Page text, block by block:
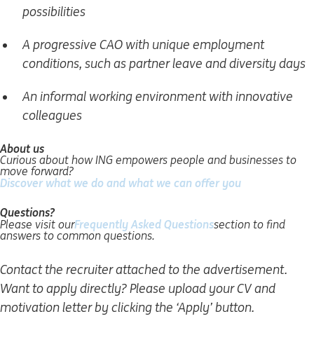
possibilities
A progressive CAO with unique employment
conditions, such as partner leave and diversity days
An informal working environment with innovative
colleagues
About us
Curious about how ING empowers people and businesses to
move forward?
Discover what we do and what we can offer you
Questions?
Please visit ourFrequently Asked Questions(se deschide într-
section to find
answers to common questions.
Contact the recruiter attached to the advertisement.
Want to apply directly? Please upload your CV and
motivation letter by clicking the ‘Apply’ button.